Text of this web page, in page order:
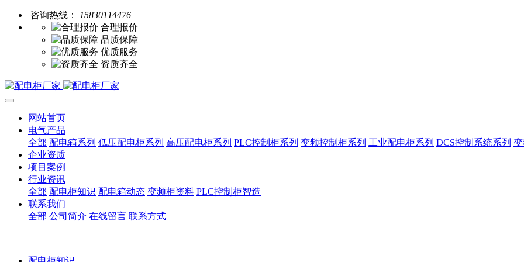
咨询热线：
15830114476
合理报价
品质保障
优质服务
资质齐全
网站首页
电气产品
全部 配电箱系列 低压配电柜系列 高压配电柜系列 PLC控制柜系列 变频控制柜系列 工业配电柜系列 DCS控制系统系列
企业资质
项目案例
行业资讯
全部 配电柜知识 配电箱动态 变频柜资料 PLC控制柜智造
联系我们
全部 公司简介 在线留言 联系方式